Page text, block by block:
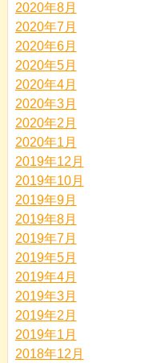
2020年8月
2020年7月
2020年6月
2020年5月
2020年4月
2020年3月
2020年2月
2020年1月
2019年12月
2019年10月
2019年9月
2019年8月
2019年7月
2019年5月
2019年4月
2019年3月
2019年2月
2019年1月
2018年12月